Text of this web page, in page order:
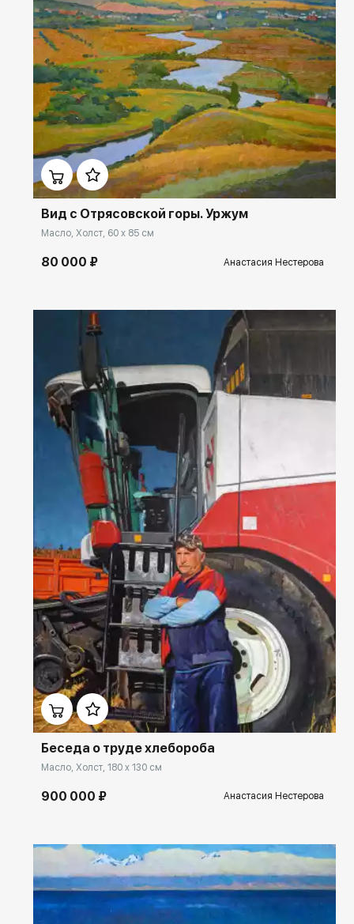
Домен: ekb.rakovgallery.ru
Вид с Отрясовской горы. Уржум
Масло, Холст, 60 x 85 см
80 000 ₽ Анастасия Нестерова
Домен: ekb.rakovgallery.ru
Беседа о труде хлебороба
Масло, Холст, 180 x 130 см
900 000 ₽ Анастасия Нестерова